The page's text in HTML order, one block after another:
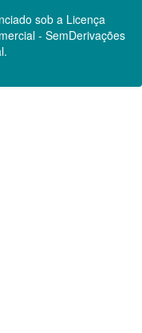
sob a Licença
- SemDerivações